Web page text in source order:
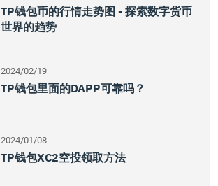
TP钱包币的行情走势图 - 探索数字货币
世界的趋势
2024/02/19
TP钱包里面的DAPP可靠吗？
2024/01/08
TP钱包XC2空投领取方法